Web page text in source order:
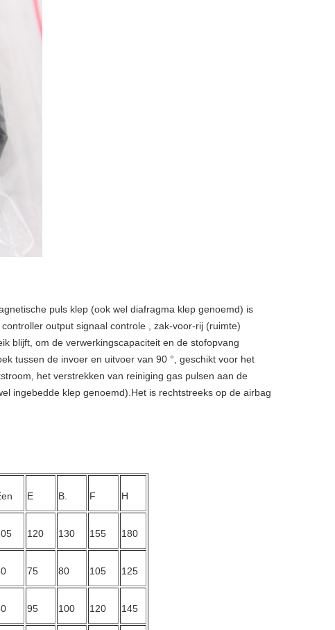
puls klep (ook wel diafragma klep genoemd) is
output signaal controle , zak-voor-rij (ruimte)
blijft, om de verwerkingscapaciteit en de stofopvang
tussen de invoer en uitvoer van 90 °, geschikt voor het
het verstrekken van reiniging gas pulsen aan de
ingebedde klep genoemd).Het is rechtstreeks op de airbag
E B. F H
120 130 155 180
75 80 105 125
95 100 120 145